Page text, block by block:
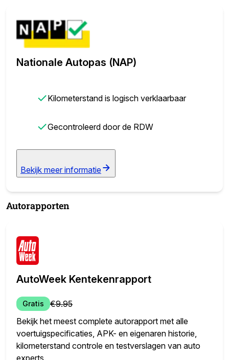
Nationale Autopas (NAP)
✓Kilometerstand is logisch verklaarbaar
✓Gecontroleerd door de RDW
Bekijk meer informatie
Autorapporten
AutoWeek Kentekenrapport
Gratis €9.95
Bekijk het meest complete autorapport met alle
voertuigspecificaties, APK- en eigenaren historie,
kilometerstand controle en testverslagen van auto
experts.